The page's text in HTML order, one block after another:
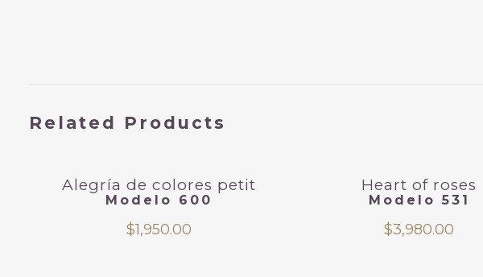
Related Products
Alegría de colores petit
Modelo 600
$1,950.00
Heart of roses
Modelo 531
$3,980.00